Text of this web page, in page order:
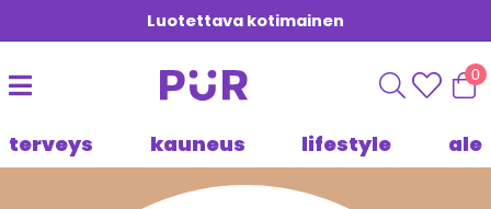
Luotettava kotimainen
0
terveys kauneus lifestyle ale